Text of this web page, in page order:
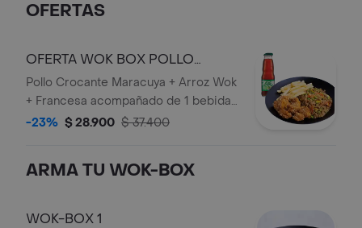
OFERTAS
OFERTA WOK BOX POLLO
CROCANTE MARACUYA
Pollo Crocante Maracuya + Arroz Wok
+ Francesa acompañado de 1 bebida
personal en botella.
-23% $ 28.900 $ 37.400
ARMA TU WOK-BOX
WOK-BOX 1